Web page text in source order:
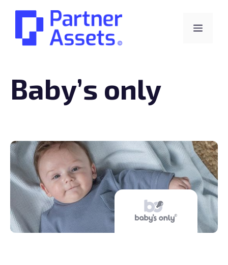
Skip
content
Menu
Baby’s only